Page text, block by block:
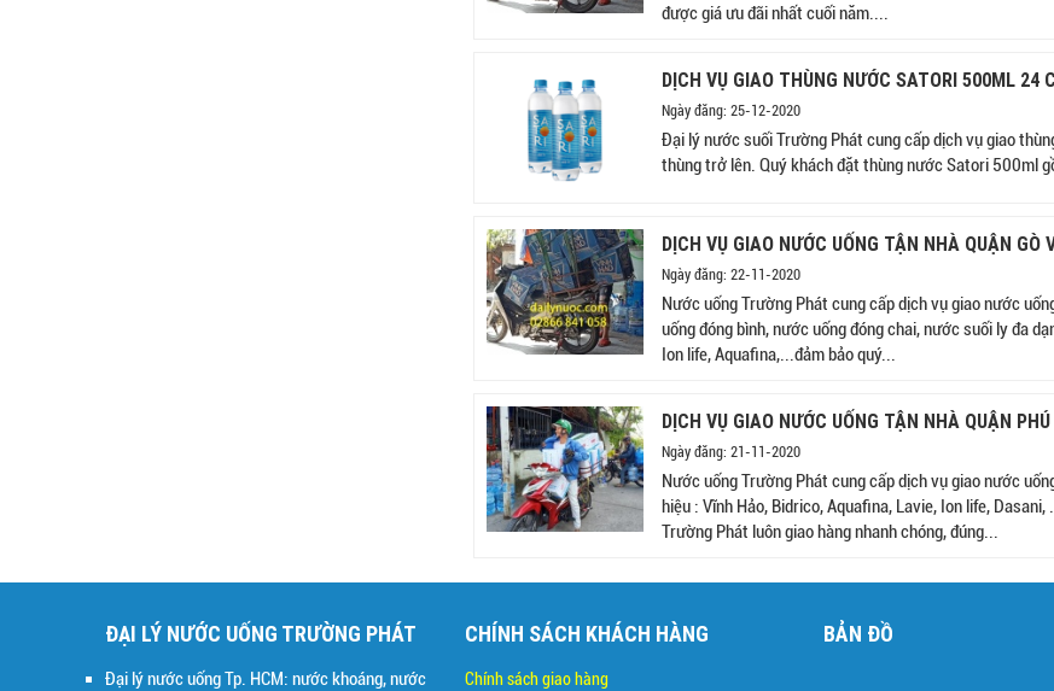
được giá ưu đãi nhất cuối năm....
DỊCH VỤ GIAO THÙNG NƯỚC SATORI 500ML 24
Ngày đăng: 25-12-2020
Đại lý nước suối Trường Phát cung cấp dịch vụ giao
thùng trở lên. Quý khách đặt thùng nước Satori 500ml
DỊCH VỤ GIAO NƯỚC UỐNG TẬN NHÀ QUẬN GÒ
Ngày đăng: 22-11-2020
Nước uống Trường Phát cung cấp dịch vụ giao nước
uống đóng bình, nước uống đóng chai, nước suối ly đa
Ion life, Aquafina,...đảm bảo quý...
DỊCH VỤ GIAO NƯỚC UỐNG TẬN NHÀ QUẬN
Ngày đăng: 21-11-2020
Nước uống Trường Phát cung cấp dịch vụ giao nước
hiệu : Vĩnh Hảo, Bidrico, Aquafina, Lavie, Ion life,
Trường Phát luôn giao hàng nhanh chóng, đúng...
ĐẠI LÝ NƯỚC UỐNG TRƯỜNG PHÁT
Đại lý nước uống Tp. HCM: nước khoáng, nước
CHÍNH SÁCH KHÁCH HÀNG
Chính sách giao hàng
BẢN ĐỒ